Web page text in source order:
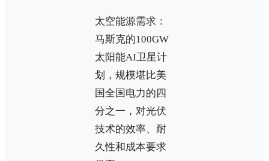
太空能源需求：
马斯克的100GW
太阳能AI卫星计
划，规模堪比美
国全国电力的四
分之一，对光伏
技术的效率、耐
久性和成本要求